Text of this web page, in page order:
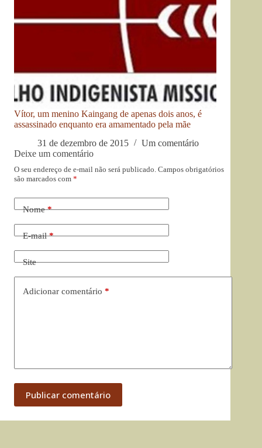
Vítor, um menino Kaingang de apenas dois anos, é
assassinado enquanto era amamentado pela mãe
31 de dezembro de 2015
Um comentário
Deixe um comentário
O seu endereço de e-mail não será publicado. Campos obrigatórios
são marcados com *
Nome*
E-mail*
Site
Adicionar comentário *
Publicar comentário